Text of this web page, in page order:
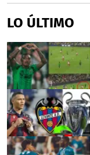
LO ÚLTIMO